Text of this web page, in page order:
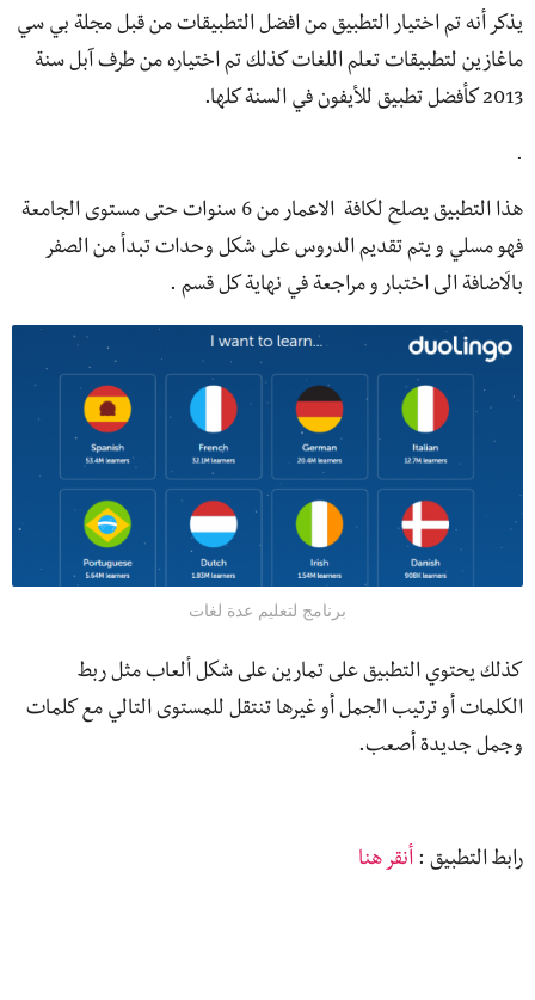
يذكر أنه تم اختيار التطبيق من افضل التطبيقات من قبل مجلة بي سي
ماغازين لتطبيقات تعلم اللغات كذلك تم اختياره من طرف آبل سنة
2013 كأفضل تطبيق للأيفون في السنة كلها.
.
هذا التطبيق يصلح لكافة الاعمار من 6 سنوات حتى مستوى الجامعة
فهو مسلي و يتم تقديم الدروس على شكل وحدات تبدأ من الصفر
بالَاضافة الى اختبار و مراجعة في نهاية كل قسم .
برنامج لتعليم عدة لغات
كذلك يحتوي التطبيق على تمارين على شكل ألعاب مثل ربط
الكلمات أو ترتيب الجمل أو غيرها تنتقل للمستوى التالي مع كلمات
وجمل جديدة أصعب.
رابط التطبيق : أنقر هنا